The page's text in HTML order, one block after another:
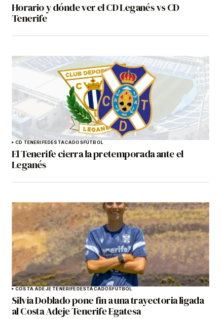
Horario y dónde ver el CD Leganés vs CD
Tenerife
CD TENERIFEDESTACADOSFÚTBOL
El Tenerife cierra la pretemporada ante el
Leganés
COSTA ADEJE TENERIFEDESTACADOSFÚTBOL
Silvia Doblado pone fin a una trayectoria ligada
al Costa Adeje Tenerife Egatesa